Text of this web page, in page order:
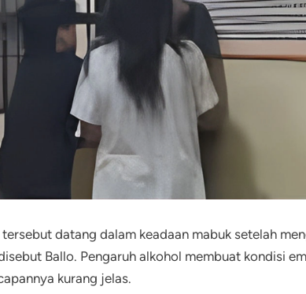
datang dalam keadaan mabuk setelah
Ballo. Pengaruh alkohol membuat kondisi
kurang jelas.